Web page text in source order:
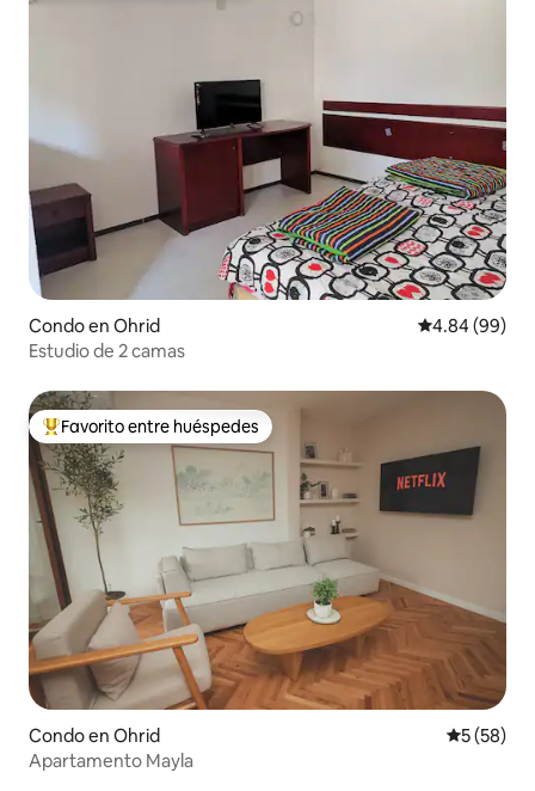
Condo en Ohrid Calificación
4.84 (99)
Estudio de 2 camas
Favorito entre huéspedes preferido
Favorito entre huéspedes
Condo en Ohrid
5 (58)
Apartamento Mayla